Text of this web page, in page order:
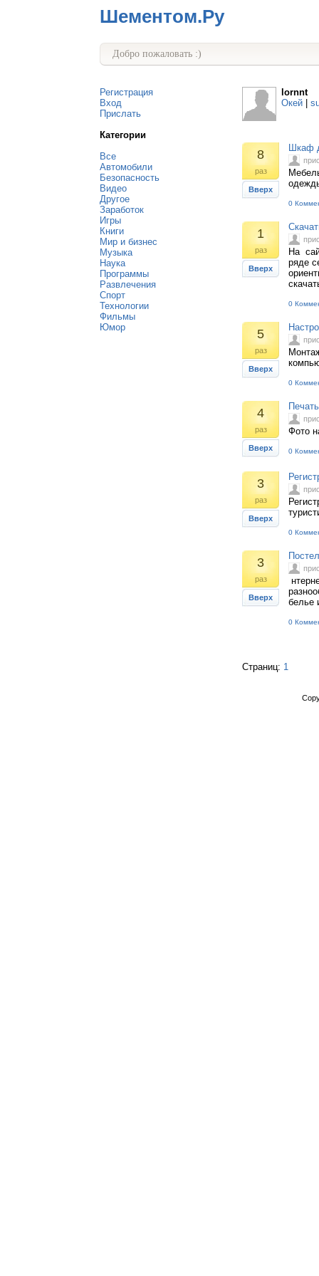
Шементом.Ру
Добро пожаловать :)
Регистрация
Вход
Прислать
Категории
Все
Автомобили
Безопасность
Видео
Другое
Заработок
Игры
Книги
Мир и бизнес
Музыка
Наука
Программы
Развлечения
Спорт
Технологии
Фильмы
Юмор
lornnt
Окей
8
раз
Вверх
Шкаф
0
1
раз
Вверх
На
ряде
0
5
раз
Вверх
0
4
раз
Вверх
Фото
0
3
раз
Вверх
0
3
раз
Вверх
белье
0
Страниц: 1